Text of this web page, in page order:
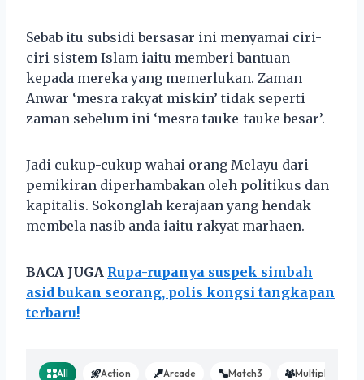
Sebab itu subsidi bersasar ini menyamai ciri-
ciri sistem Islam iaitu memberi bantuan
kepada mereka yang memerlukan. Zaman
Anwar ‘mesra rakyat miskin’ tidak seperti
zaman sebelum ini ‘mesra tauke-tauke besar’.
Jadi cukup-cukup wahai orang Melayu dari
pemikiran diperhambakan oleh politikus dan
kapitalis. Sokonglah kerajaan yang hendak
membela nasib anda iaitu rakyat marhaen.
BACA JUGA Rupa-rupanya suspek simbah
asid bukan seorang, polis kongsi tangkapan
terbaru!